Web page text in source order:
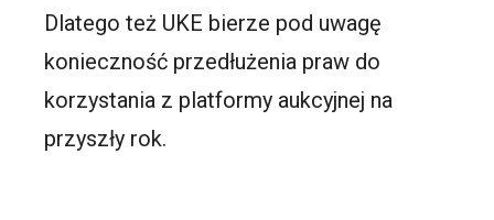
Dlatego też UKE bierze pod uwagę
konieczność przedłużenia praw do
korzystania z platformy aukcyjnej na
przyszły rok.